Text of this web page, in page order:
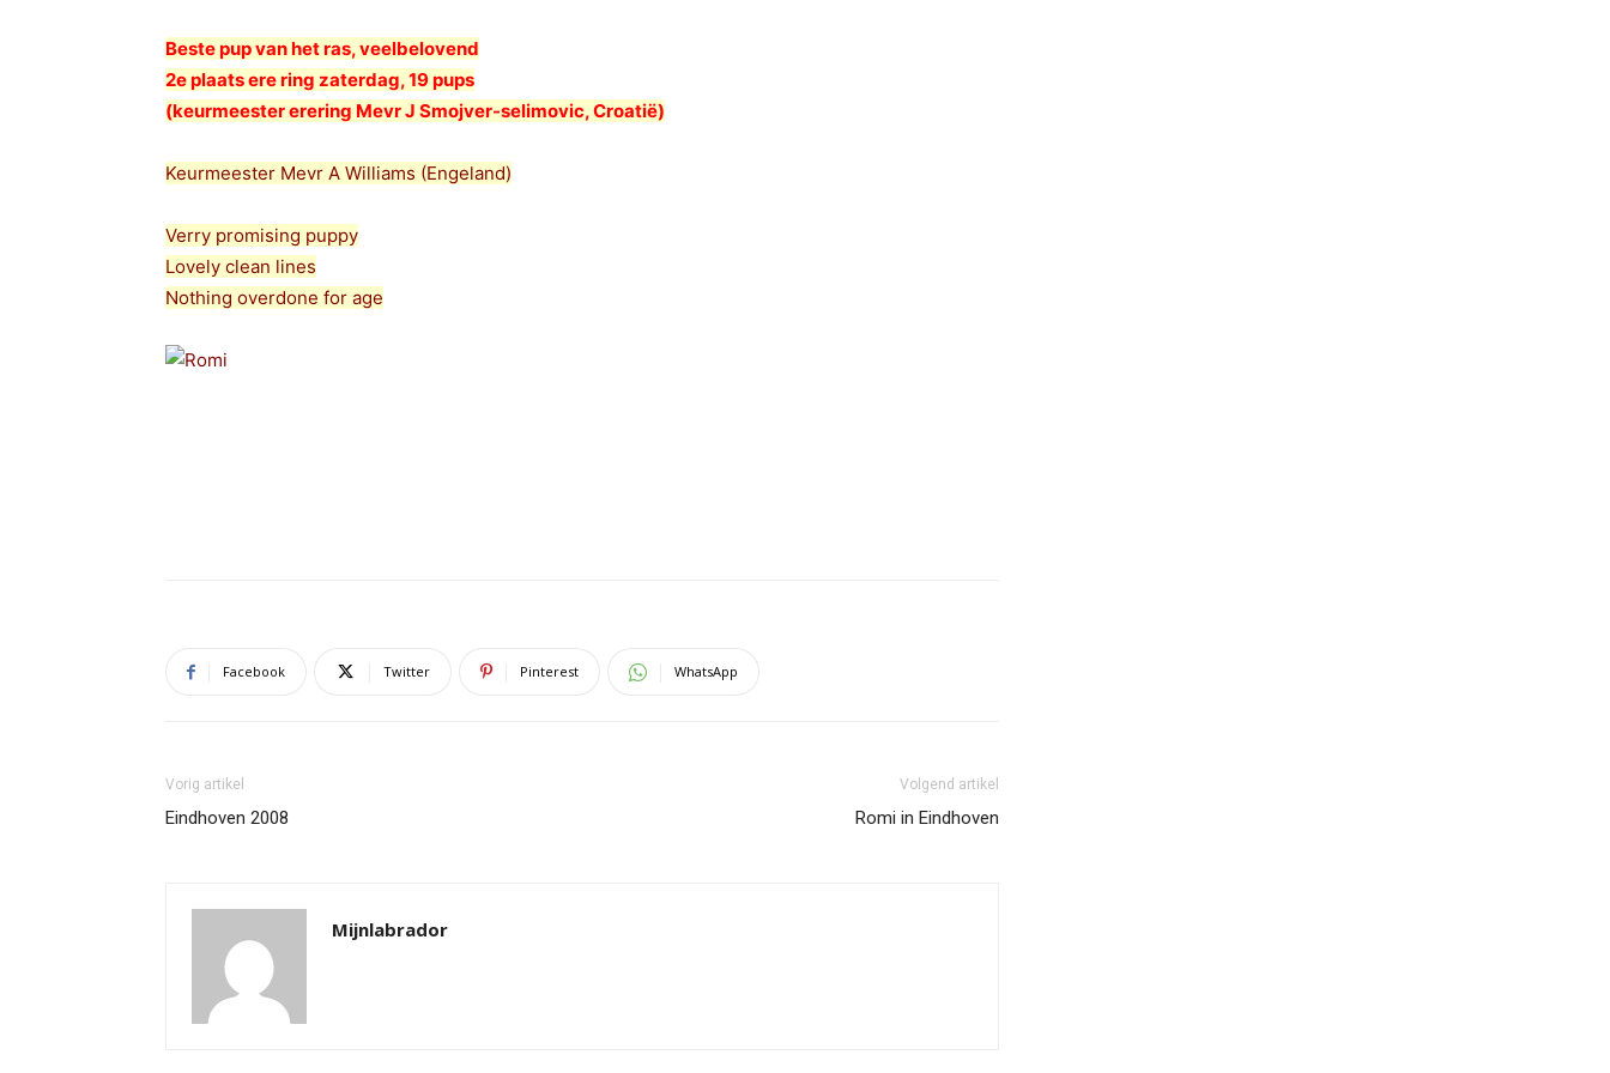
Beste pup van het ras, veelbelovend
2e plaats ere ring zaterdag, 19 pups
(keurmeester erering Mevr J Smojver-selimovic, Croatië)
Keurmeester Mevr A Williams (Engeland)
Verry promising puppy
Lovely clean lines
Nothing overdone for age
Facebook Twitter Pinterest WhatsApp
Vorig artikel
Eindhoven 2008
Volgend artikel
Romi in Eindhoven
Mijnlabrador